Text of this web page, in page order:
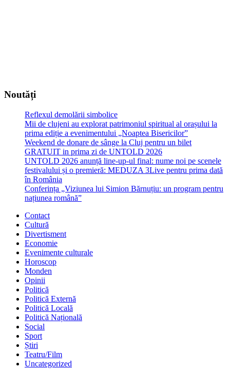
Noutăți
Reflexul demolării simbolice
Mii de clujeni au explorat patrimoniul spiritual al orașului la
prima ediție a evenimentului „Noaptea Bisericilor”
Weekend de donare de sânge la Cluj pentru un bilet
GRATUIT in prima zi de UNTOLD 2026
UNTOLD 2026 anunță line-up-ul final: nume noi pe scenele
festivalului și o premieră: MEDUZA 3Live pentru prima dată
în România
Conferința „Viziunea lui Simion Bărnuțiu: un program pentru
națiunea română”
Contact
Cultură
Divertisment
Economie
Evenimente culturale
Horoscop
Monden
Opinii
Politică
Politică Externă
Politică Locală
Politică Națională
Social
Sport
Știri
Teatru/Film
Uncategorized